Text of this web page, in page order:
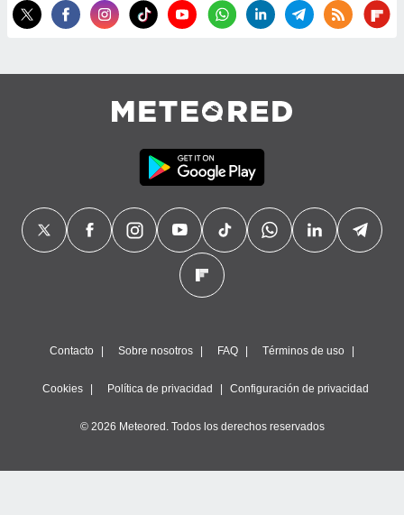
de
uso de
Contacto Sobre nosotros FAQ Términos de uso
Cookies Política de privacidad Configuración de privacidad
© 2026 Meteored. Todos los derechos reservados